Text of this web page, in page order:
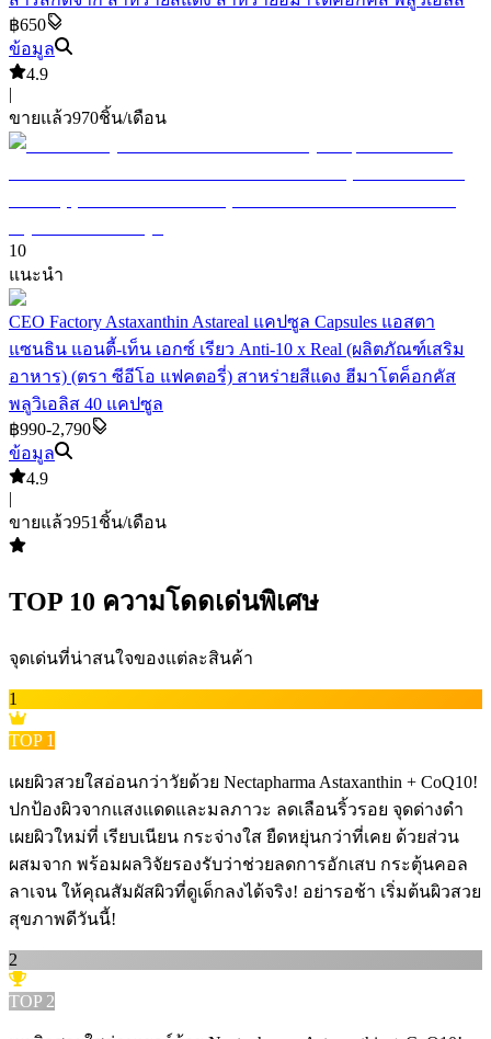
฿650
ข้อมูล
4.9
|
ขายแล้ว970ชิ้น/เดือน
10
แนะนำ
CEO Factory Astaxanthin Astareal แคปซูล Capsules แอสตา
แซนธิน แอนตี้-เท็น เอกซ์ เรียว Anti-10 x Real (ผลิตภัณฑ์เสริม
อาหาร) (ตรา ซีอีโอ แฟคตอรี่) สาหร่ายสีแดง ฮีมาโตค็อกคัส
พลูวิเอลิส 40 แคปซูล
฿990-2,790
ข้อมูล
4.9
|
ขายแล้ว951 ชิ้น/เดือน
TOP 10 ความโดดเด่นพิเศษ
จุดเด่นที่น่าสนใจของแต่ละสินค้า
1
TOP 1
เผยผิวสวยใสอ่อนกว่าวัยด้วย Nectapharma Astaxanthin + CoQ10! ️
ปกป้องผิวจากแสงแดดและมลภาวะ ลดเลือนริ้วรอย จุดด่างดำ
เผยผิวใหม่ที่ เรียบเนียน กระจ่างใส ยืดหยุ่นกว่าที่เคย ด้วยส่วน
ผสมจาก พร้อมผลวิจัยรองรับว่าช่วยลดการอักเสบ กระตุ้นคอล
ลาเจน ให้คุณสัมผัสผิวที่ดูเด็กลงได้จริง! อย่ารอช้า เริ่มต้นผิวสวย
สุขภาพดีวันนี้!
2
TOP 2